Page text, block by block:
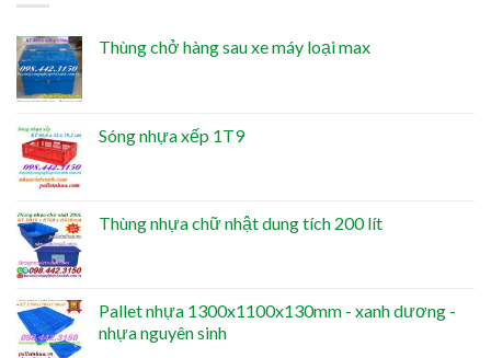
Thùng chở hàng sau xe máy loại max
Sóng nhựa xếp 1T9
Thùng nhựa chữ nhật dung tích 200 lít
Pallet nhựa 1300x1100x130mm - xanh dương -
nhựa nguyên sinh